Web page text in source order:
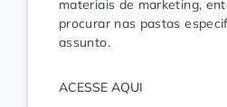
materiais de marketing,
procurar nas pastas
assunto.
ACESSE AQUI